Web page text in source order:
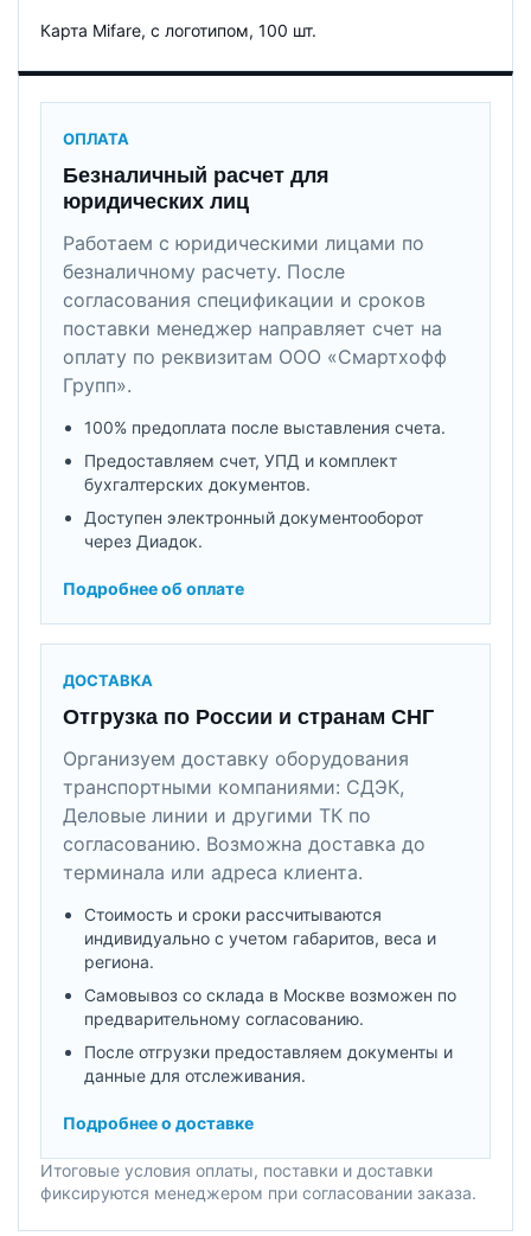
Карта Mifare, с логотипом, 100 шт.
ОПЛАТА
Безналичный расчет для
юридических лиц
Работаем с юридическими лицами по
безналичному расчету. После
согласования спецификации и сроков
поставки менеджер направляет счет на
оплату по реквизитам ООО «Смартхофф
Групп».
100% предоплата после выставления счета.
Предоставляем счет, УПД и комплект
бухгалтерских документов.
Доступен электронный документооборот
через Диадок.
Подробнее об оплате
ДОСТАВКА
Отгрузка по России и странам СНГ
Организуем доставку оборудования
транспортными компаниями: СДЭК,
Деловые линии и другими ТК по
согласованию. Возможна доставка до
терминала или адреса клиента.
Стоимость и сроки рассчитываются
индивидуально с учетом габаритов, веса и
региона.
Самовывоз со склада в Москве возможен по
предварительному согласованию.
После отгрузки предоставляем документы и
данные для отслеживания.
Подробнее о доставке
Итоговые условия оплаты, поставки и доставки
фиксируются менеджером при согласовании заказа.